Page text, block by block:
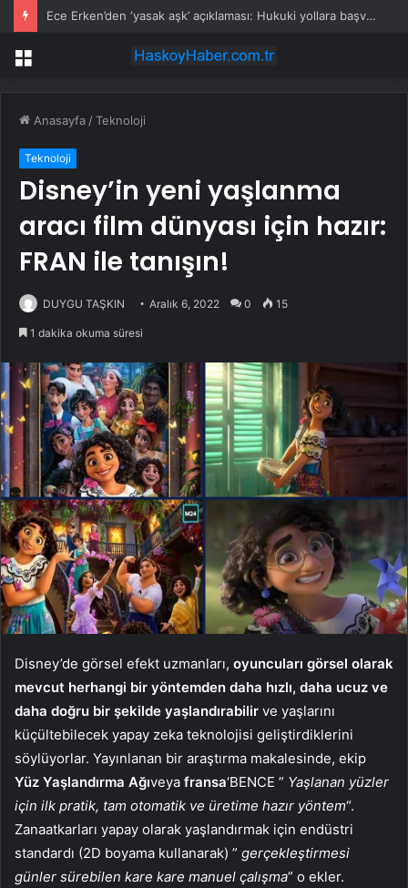
Ece Erken’den ‘yasak aşk’ açıklaması: Hukuki yollara başvuruyor
Menü
Anasayfa /Teknoloji
Teknoloji
Disney’in yeni yaşlanma
aracı film dünyası için hazır:
FRAN ile tanışın!
DUYGU TAŞKIN Aralık 6, 2022 0 15
1 dakika okuma süresi
Disney’de görsel efekt uzmanları, oyuncuları görsel olarak
mevcut herhangi bir yöntemden daha hızlı, daha ucuz ve
daha doğru bir şekilde yaşlandırabilir ve yaşlarını
küçültebilecek yapay zeka teknolojisi geliştirdiklerini
söylüyorlar. Yayınlanan bir araştırma makalesinde, ekip
Yüz Yaşlandırma Ağıveya fransa‘BENCE ” Yaşlanan yüzler
için ilk pratik, tam otomatik ve üretime hazır yöntem“.
Zanaatkarları yapay olarak yaşlandırmak için endüstri
standardı (2D boyama kullanarak) ” gerçekleştirmesi
günler sürebilen kare kare manuel çalışma” o ekler.